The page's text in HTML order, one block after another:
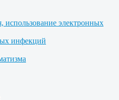
использование электронных
инфекций